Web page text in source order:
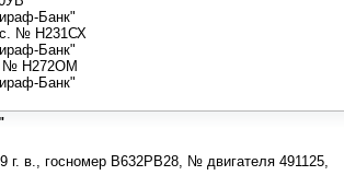
Банк"
№ Н231СХ
Банк"
№ Н272ОМ
Банк"
г. в., госномер В632РВ28, № двигателя 491125,